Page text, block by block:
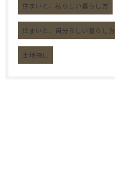
住まいと、私らしい暮らし方
住まいと、自分らしい暮らし方
土地探し